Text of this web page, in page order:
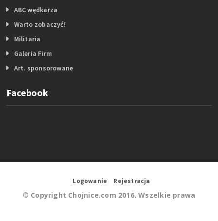
ABC wędkarza
Warto zobaczyć!
Militaria
Galeria Firm
Art. sponsorowane
Facebook
Logowanie Rejestracja
© Copyright Chojnice.com 2016. Wszelkie prawa